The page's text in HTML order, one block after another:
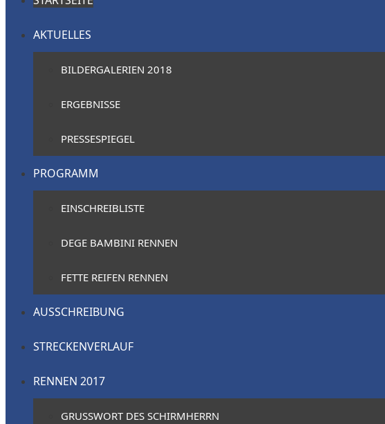
AKTUELLES
BILDERGALERIEN 2018
ERGEBNISSE
PRESSESPIEGEL
PROGRAMM
EINSCHREIBLISTE
DEGE BAMBINI RENNEN
FETTE REIFEN RENNEN
AUSSCHREIBUNG
STRECKENVERLAUF
RENNEN 2017
GRUSSWORT DES SCHIRMHERRN